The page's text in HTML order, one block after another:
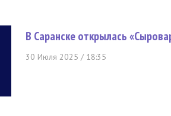
В Саранске открылась
30 Июля 2025 / 18:35